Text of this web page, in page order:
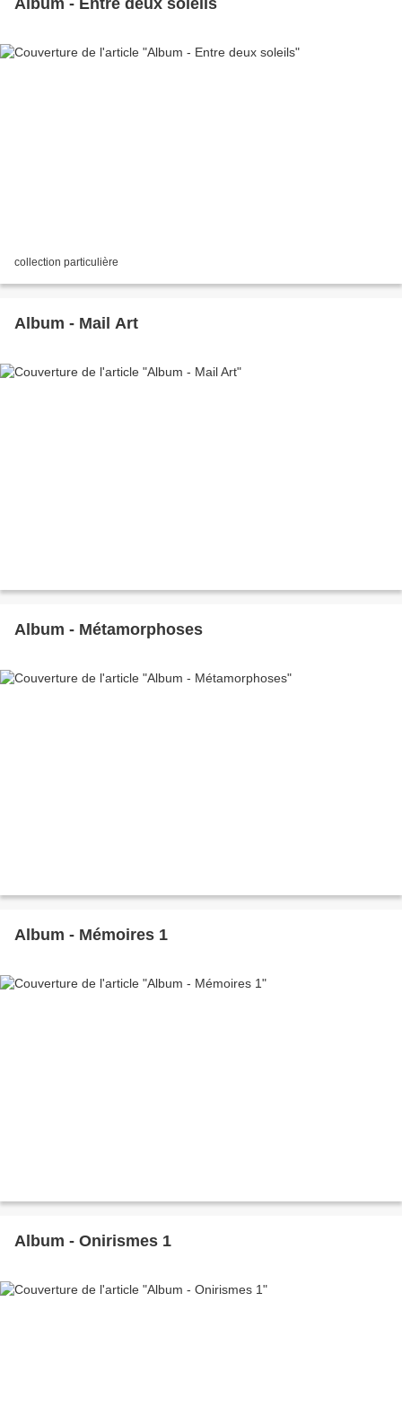
collection particulière
Album - Mail Art
Album - Métamorphoses
Album - Mémoires 1
Album - Onirismes 1